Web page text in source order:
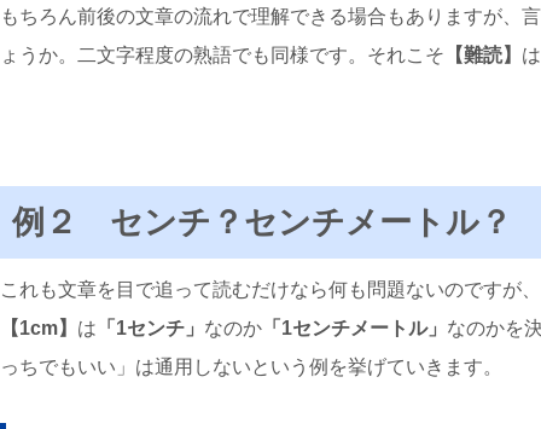
もちろん前後の文章の流れで理解できる場合もありますが、
ょうか。二文字程度の熟語でも同様です。それこそ 【難読】 は
例２ センチ？センチメートル？
これも文章を目で追って読むだけなら何も問題ないのですが
【1cm】 は 「1センチ」 なのか 「1センチメートル」 なのかを
っちでもいい」は通用しないという例を挙げていきます。